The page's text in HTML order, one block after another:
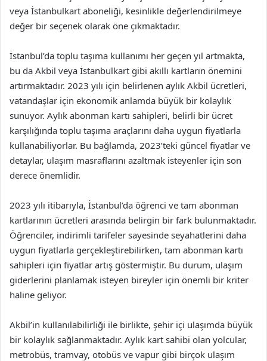
veya İstanbulkart aboneliği, kesinlikle değerlendirilmeye
değer bir seçenek olarak öne çıkmaktadır.
İstanbul’da toplu taşıma kullanımı her geçen yıl artmakta,
bu da Akbil veya İstanbulkart gibi akıllı kartların önemini
artırmaktadır. 2023 yılı için belirlenen aylık Akbil ücretleri,
vatandaşlar için ekonomik anlamda büyük bir kolaylık
sunuyor. Aylık abonman kartı sahipleri, belirli bir ücret
karşılığında toplu taşıma araçlarını daha uygun fiyatlarla
kullanabiliyorlar. Bu bağlamda, 2023’teki güncel fiyatlar ve
detaylar, ulaşım masraflarını azaltmak isteyenler için son
derece önemlidir.
2023 yılı itibarıyla, İstanbul’da öğrenci ve tam abonman
kartlarının ücretleri arasında belirgin bir fark bulunmaktadır.
Öğrenciler, indirimli tarifeler sayesinde seyahatlerini daha
uygun fiyatlarla gerçekleştirebilirken, tam abonman kartı
sahipleri için fiyatlar artış göstermiştir. Bu durum, ulaşım
giderlerini planlamak isteyen bireyler için önemli bir kriter
haline geliyor.
Akbil’in kullanılabilirliği ile birlikte, şehir içi ulaşımda büyük
bir kolaylık sağlanmaktadır. Aylık kart sahibi olan yolcular,
metrobüs, tramvay, otobüs ve vapur gibi birçok ulaşım